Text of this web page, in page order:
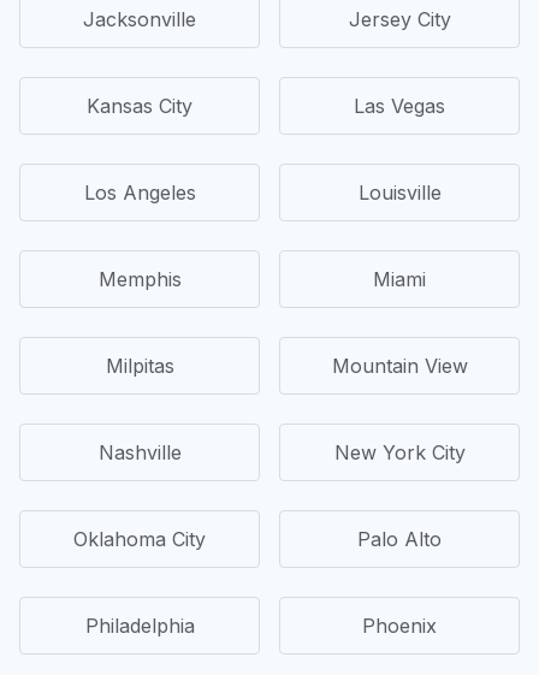
Jacksonville Jersey City
Kansas City Las Vegas
Los Angeles Louisville
Memphis Miami
Milpitas Mountain View
Nashville New York City
Oklahoma City Palo Alto
Philadelphia Phoenix